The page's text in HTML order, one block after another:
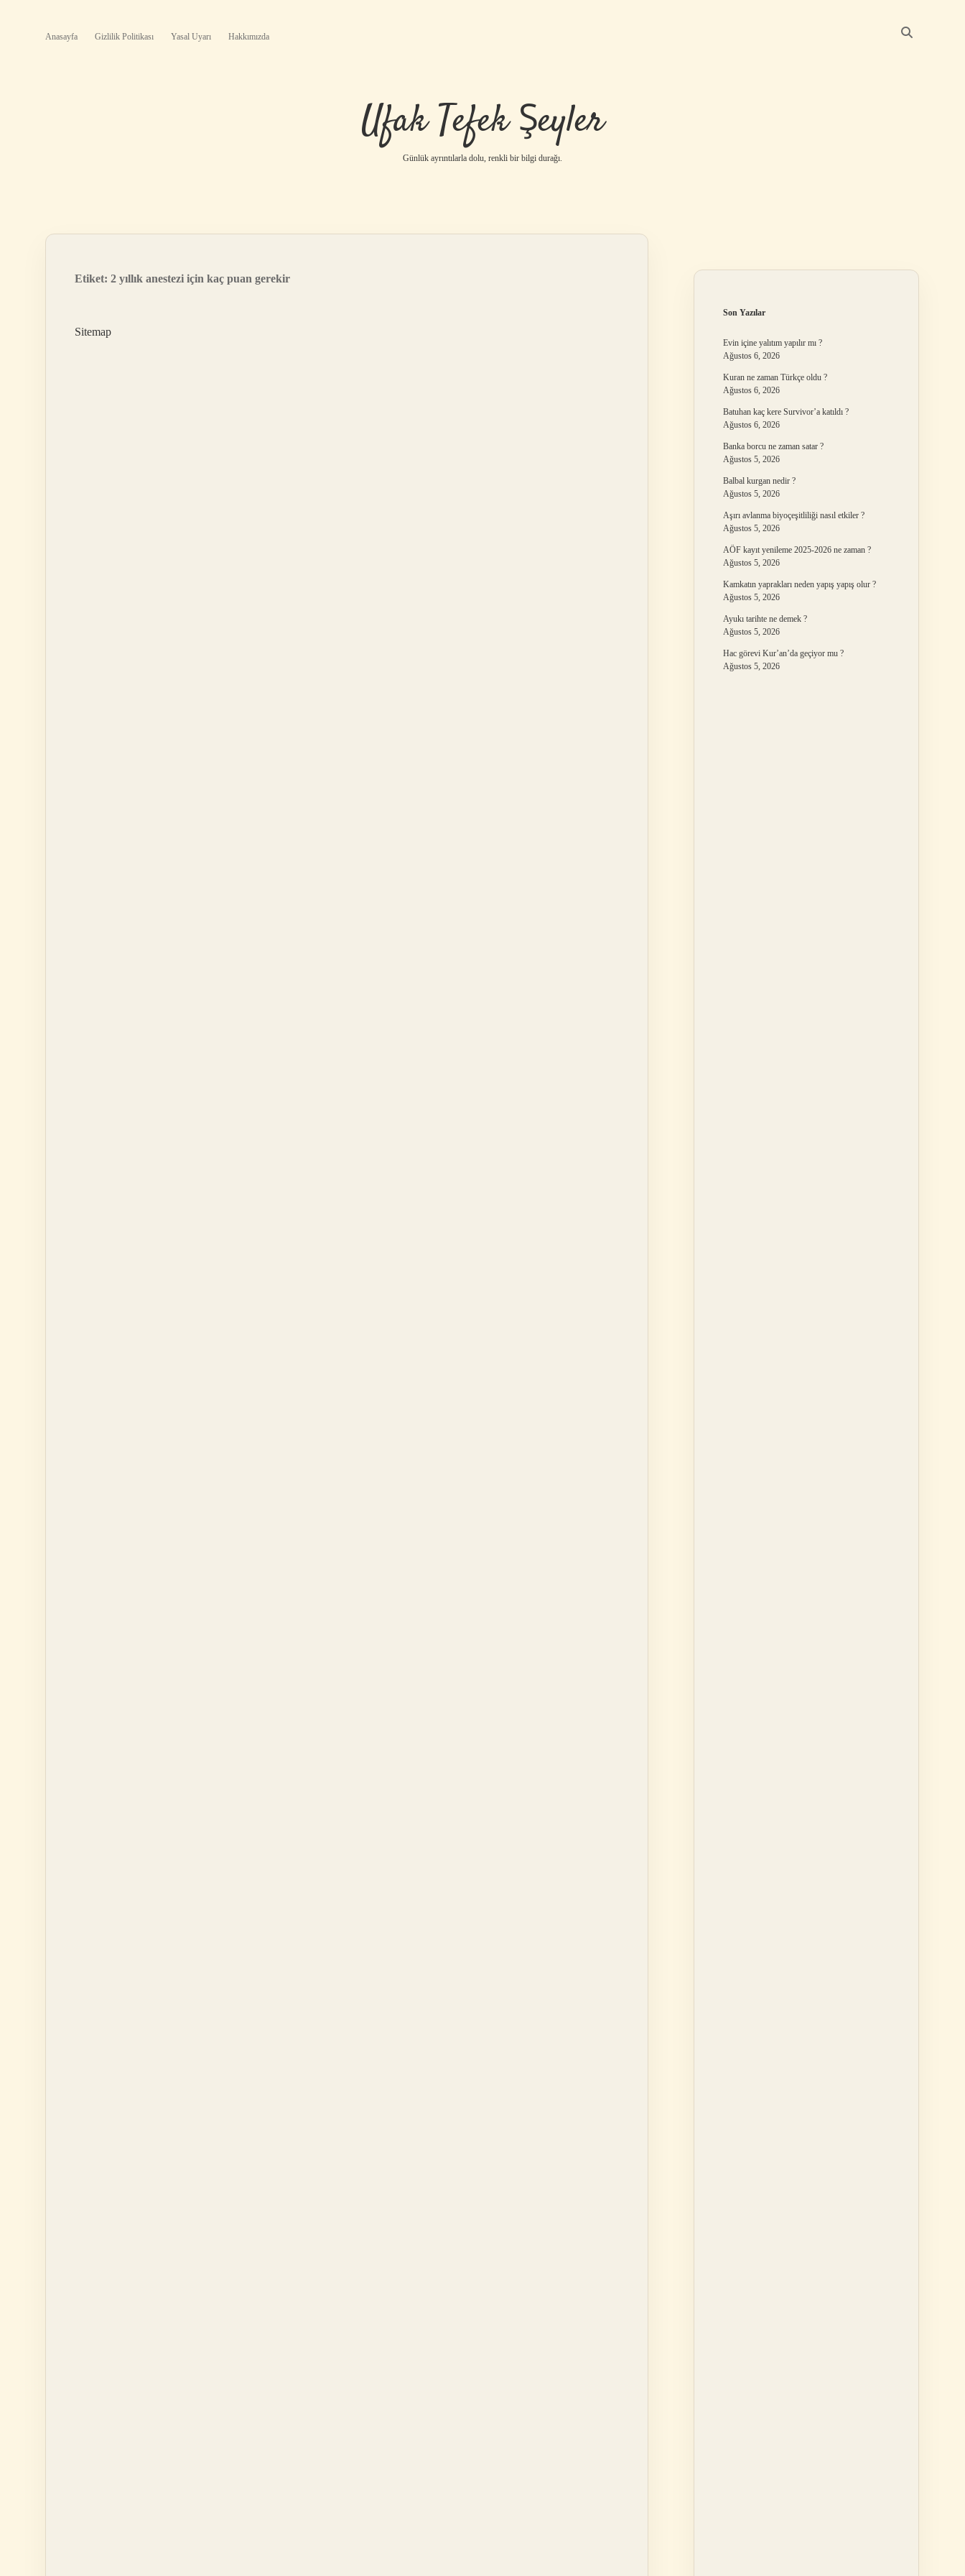
Anasayfa Gizlilik Politikası Yasal Uyarı Hakkımızda
Ufak Tefek Şeyler
Günlük ayrıntılarla dolu, renkli bir bilgi durağı.
Etiket: 2 yıllık anestezi için kaç puan gerekir
Sitemap
Son Yazılar
Evin içine yalıtım yapılır mı ?
Ağustos 6, 2026
Kuran ne zaman Türkçe oldu ?
Ağustos 6, 2026
Batuhan kaç kere Survivor’a katıldı ?
Ağustos 6, 2026
Banka borcu ne zaman satar ?
Ağustos 5, 2026
Balbal kurgan nedir ?
Ağustos 5, 2026
Aşırı avlanma biyoçeşitliliği nasıl etkiler ?
Ağustos 5, 2026
AÖF kayıt yenileme 2025-2026 ne zaman ?
Ağustos 5, 2026
Kamkatın yaprakları neden yapış yapış olur ?
Ağustos 5, 2026
Ayukı tarihte ne demek ?
Ağustos 5, 2026
Hac görevi Kur’an’da geçiyor mu ?
Ağustos 5, 2026